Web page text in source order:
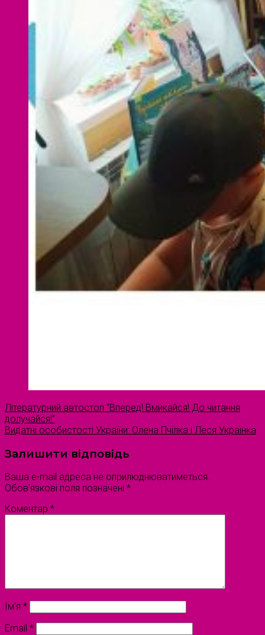
Літературний автостоп “Вперед! Вмикайся! До читання
долучайся!”
Видатні особистості України: Олена Пчілка і Леся Українка
Залишити відповідь
Ваша e-mail адреса не оприлюднюватиметься.
Обов’язкові поля позначені *
Коментар *
Ім'я *
Email *